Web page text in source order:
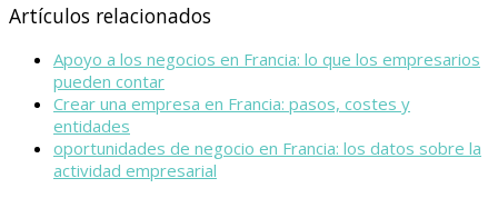
Artículos relacionados
Apoyo a los negocios en Francia: lo que los empresarios
pueden contar
Crear una empresa en Francia: pasos, costes y
entidades
oportunidades de negocio en Francia: los datos sobre la
actividad empresarial